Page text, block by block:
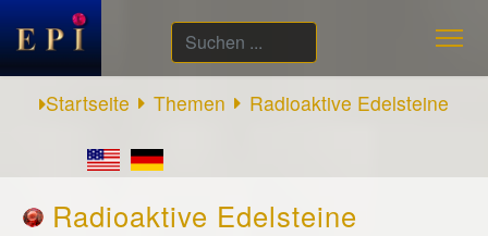
Suchen
...
Startseite
Themen Radioaktive Edelsteine
Radioaktive Edelsteine